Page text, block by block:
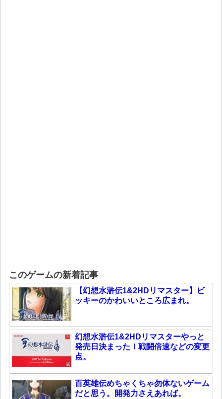
このゲームの新着記事
【幻想水滸伝1&2HDリマスター】ビ
ッキーのかわいいところ広まれ。
幻想水滸伝1&2HDリマスターやっと
発売日決まった！戦闘倍速などの変更
点。
百英雄伝めちゃくちゃ勿体ないゲーム
だと思う。開発力さえあれば。